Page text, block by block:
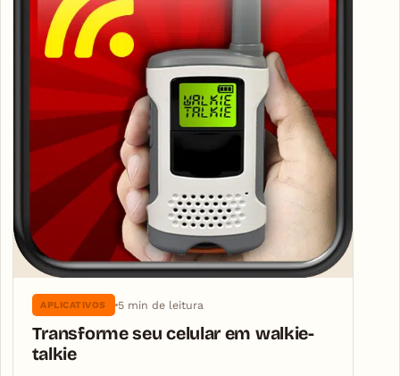
APLICATIVOS 5 min de leitura
Transforme seu celular em walkie-
talkie